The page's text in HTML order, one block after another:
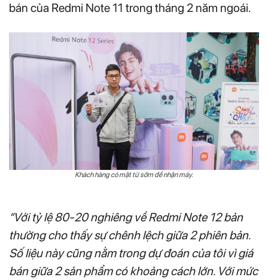
bán của Redmi Note 11 trong tháng 2 năm ngoái.
Khách hàng có mặt từ sớm để nhận máy.
“Với tỷ lệ 80-20 nghiêng về Redmi Note 12 bản
thường cho thấy sự chênh lệch giữa 2 phiên bản.
Số liệu này cũng nằm trong dự đoán của tôi vì giá
bán giữa 2 sản phẩm có khoảng cách lớn. Với mức